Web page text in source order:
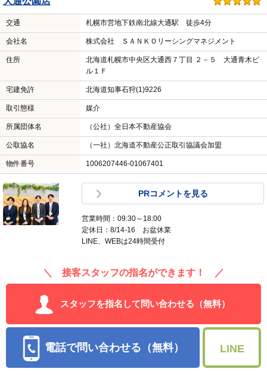
交通 札幌市営地下鉄南北線大通駅 徒歩4分
会社名 株式会社 ＳＡＮＫＯリーシングマネジメント
住所
北海道札幌市中央区大通西７丁目 ２－５ 大通青木ビ
ル１Ｆ
宅建免許 北海道知事石狩(1)9226
取引態様 媒介
所属団体名 （公社）全日本不動産協会
公取協名 （一社）北海道不動産公正取引協議会加盟
物件番号 1006207446-01067401
PRコメントを見る
営業時間：09:30～18:00
定休日：8/14-16 お盆休業
LINE、WEBは24時間受付
＼ 接客スタッフの指名ができます！ ／
スタッフを指名して問い合わせる（無料）
電話で問い合わせる（無料） LINE